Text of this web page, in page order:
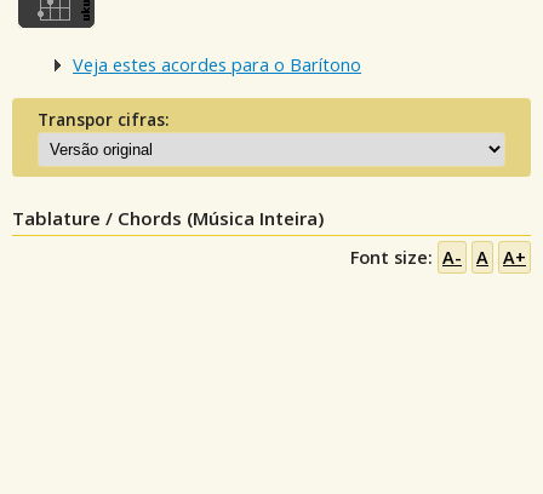
Veja estes acordes para o Barítono
Transpor cifras:
Tablature / Chords (Música Inteira)
Font size: A- A A+